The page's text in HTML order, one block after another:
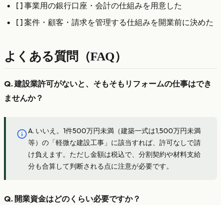
[ ] 事業用の銀行口座・会計の仕組みを用意した
[ ] 案件・顧客・請求を管理する仕組みを開業前に決めた
よくある質問（FAQ）
Q. 建設業許可がないと、そもそもリフォームの仕事はでき
ませんか？
A. いいえ。1件500万円未満（建築一式は1,500万円未満
等）の「軽微な建設工事」に該当すれば、許可なしで請
け負えます。ただし金額は税込で、分割契約や材料支給
分も合算して判断される点に注意が必要です。
Q. 開業資金はどのくらい必要ですか？